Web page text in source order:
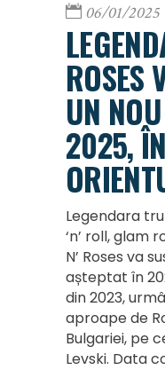
06/01/2025
ROSES
UN
2025,
Legendara
‘n’ roll, glam
N’ Roses va
așteptat în
din 2023,
aproape de
Bulgariei, pe
Levski. Data